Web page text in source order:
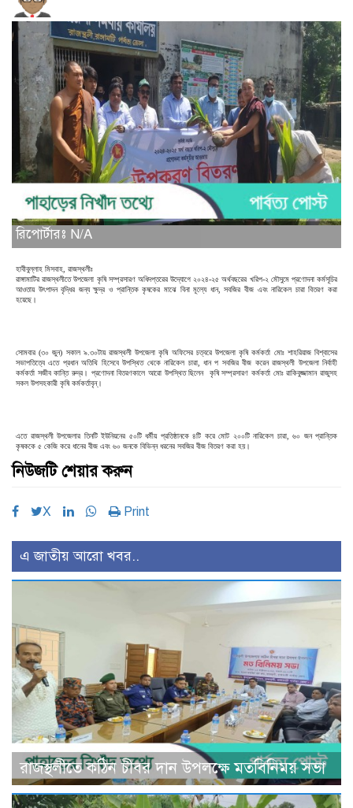
রিপোর্টারঃ N/A
হাবীবুল্লাহ মিসবাহ, রাজস্থলীঃ
রাঙ্গামাটির রাজস্থলীতে উপজেলা কৃষি সম্প্রসারণ অধিদপ্তরের উদ্যোগে ২০২৪-২৫ অর্থবছরের খরিপ-২ মৌসুমে প্রণোদনা কর্মসূচির
আওতায় উৎপাদন বৃদ্ধির জন্য ক্ষুদ্র ও প্রান্তিক কৃষকের মাঝে বিনা মূল্যে ধান, সবজির বীজ এবং নারিকেল চারা বিতরণ করা
হয়েছে।
সোমবার (৩০ জুন) সকাল ৯.৩০টায় রাজস্থলী উপজেলা কৃষি অফিসের চত্বরে উপজেলা কৃষি কর্মকর্তা মোঃ শাহরিয়াজ বিশ্বাসের
সভাপতিত্বে এতে প্রধান অতিথি হিসেবে উপস্থিত থেকে নারিকেল চারা, ধান প সবজির বীজ করেন রাজস্থলী উপজেলা নির্বাহী
কর্মকর্তা সজীব কান্তি রুদ্র। প্রণোদনা বিতরণকালে আরো উপস্থিত ছিলেন কৃষি সম্প্রসারণ কর্মকর্তা মোঃ রাকিবুজ্জামান রাজুসহ
সকল উপসহকারী কৃষি কর্মকর্তাবৃন্।
এতে রাজস্থলী উপজেলার তিনটি ইউনিয়নের ৫০টি ধর্মীয় প্রতিষ্ঠানকে ৪টি করে মোট ২০০টি নারিকেল চারা, ৬০ জন প্রান্তিক
কৃষককে ৫ কেজি করে ধানের বীজ এবং ৬০ জনকে বিভিন্ন ধরনের সবজির বীজ বিতরণ করা হয়।
নিউজটি শেয়ার করুন
X Print
এ জাতীয় আরো খবর..
রাজস্থলীতে কঠিন চীবর দান উপলক্ষে মতবিনিময় সভা